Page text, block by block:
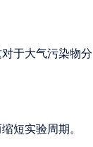
于大气污染物分
短实验周期。